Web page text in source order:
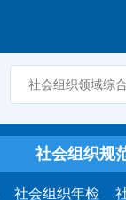
社会组织规
社会组织年检